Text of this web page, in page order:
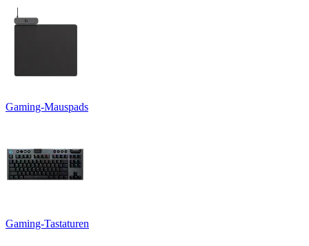
Gaming-Mauspads
Gaming-Tastaturen